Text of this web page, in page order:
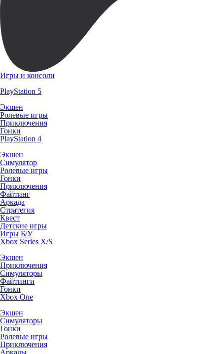
Игры и консоли
PlayStation 5
Экшен
Ролевые игры
Приключения
Гонки
PlayStation 4
Экшен
Симулятор
Ролевые игры
Гонки
Приключения
Файтинг
Аркада
Стратегия
Квест
Детские игры
Игры Б/У
Xbox Series X/S
Экшен
Приключения
Симуляторы
Файтинги
Гонки
Xbox One
Экшен
Симуляторы
Гонки
Ролевые игры
Приключения
Аркады